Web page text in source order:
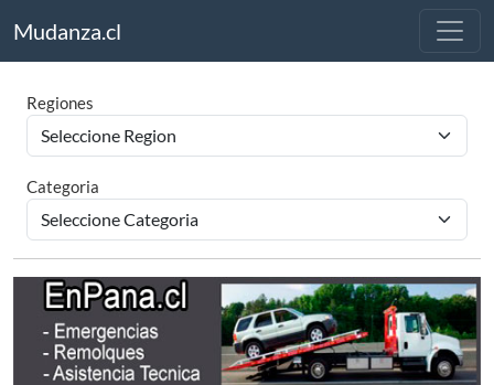
Mudanza.cl
Regiones
Categoria